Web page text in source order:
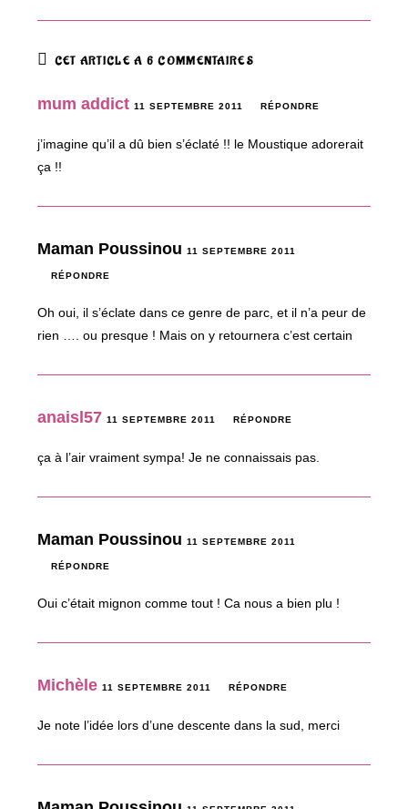
CET ARTICLE A 6 COMMENTAIRES
mum addict 11 SEPTEMBRE 2011 RÉPONDRE
j’imagine qu’il a dû bien s’éclaté !! le Moustique adorerait
ça !!
Maman Poussinou11 SEPTEMBRE 2011
RÉPONDRE
Oh oui, il s’éclate dans ce genre de parc, et il n’a peur de
rien …. ou presque ! Mais on y retournera c’est certain
anaisl57 11 SEPTEMBRE 2011 RÉPONDRE
ça à l’air vraiment sympa! Je ne connaissais pas.
Maman Poussinou11 SEPTEMBRE 2011
RÉPONDRE
Oui c’était mignon comme tout ! Ca nous a bien plu !
Michèle 11 SEPTEMBRE 2011 RÉPONDRE
Je note l’idée lors d’une descente dans la sud, merci